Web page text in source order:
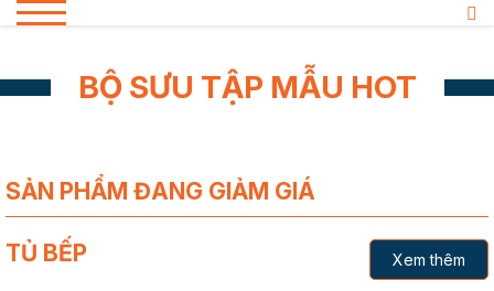
BỘ SƯU TẬP MẪU HOT
SẢN PHẨM ĐANG GIẢM GIÁ
TỦ BẾP Xem thêm